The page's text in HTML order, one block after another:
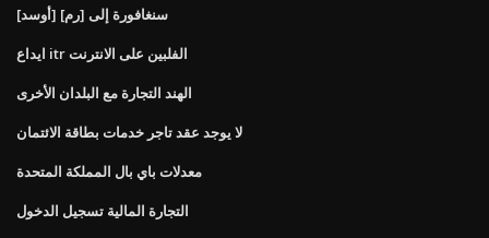
[أوسد] سنغافورة إلى [رم]
ايداع itr الفلبين على الانترنت
الهند التجارة مع البلدان الأخرى
لا يوجد عقد تاجر خدمات بطاقة الائتمان
معدلات باي بال المملكة المتحدة
التجارة المالية تسجيل الدخول